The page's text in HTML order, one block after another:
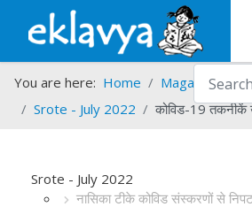
Search
You are here: Home Magazines
Srote - July 2022
कोविड-19 तकनीकें
Srote - July 2022
नासिका टीके कोविड संस्करणों से